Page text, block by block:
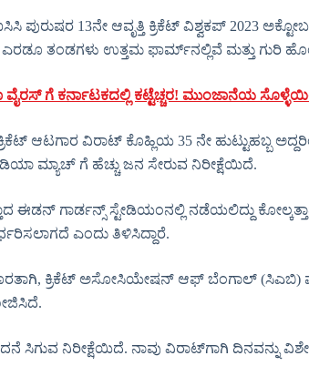
ಪುರುಷರ 13ನೇ ಆವೃತ್ತಿ ಕ್ರಿಕೆಟ್ ವಿಶ್ವಕಪ್ 2023
ತಂಡಗಳು ಉತ್ತಮ ಫಾರ್ಮ್‌ನಲ್ಲಿವೆ ಮತ್ತು ಗುರಿ
ಗೆ ಕರ್ನಾಟಕದಲ್ಲಿ ಕಟ್ಟೆಚ್ಚರ! ಮುಂಜಾನೆಯ
ಆಟಗಾರ ವಿರಾಟ್ ಕೊಹ್ಲಿಯ 35 ನೇ ಹುಟ್ಟುಹಬ್ಬ
ಮ್ಯಾಚ್ ಗೆ ಹೆಚ್ಚು ಜನ ಸೇರುವ ನಿರೀಕ್ಷೆಯಿದೆ.
ಈಡನ್ ಗಾರ್ಡನ್ಸ್ ಸ್ಟೇಡಿಯಂನಲ್ಲಿ ನಡೆಯಲಿದ್ದು
ಎಂದು ತಿಳಿಸಿದ್ದಾರೆ.
ಕ್ರಿಕೆಟ್ ಅಸೋಸಿಯೇಷನ್ ​​ಆಫ್ ಬೆಂಗಾಲ್ (ಸಿಎಬಿ)
ನಿರೀಕ್ಷೆಯಿದೆ. ನಾವು ವಿರಾಟ್‌ಗಾಗಿ ದಿನವನ್ನು